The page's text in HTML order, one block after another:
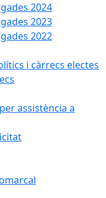
2024
2023
2022
i càrrecs electes
assistència a